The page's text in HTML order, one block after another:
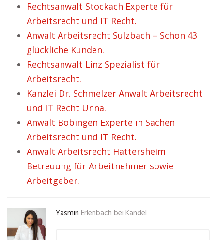
Rechtsanwalt Stockach Experte für
Arbeitsrecht und IT Recht.
Anwalt Arbeitsrecht Sulzbach – Schon 43
glückliche Kunden.
Rechtsanwalt Linz Spezialist für
Arbeitsrecht.
Kanzlei Dr. Schmelzer Anwalt Arbeitsrecht
und IT Recht Unna.
Anwalt Bobingen Experte in Sachen
Arbeitsrecht und IT Recht.
Anwalt Arbeitsrecht Hattersheim
Betreuung für Arbeitnehmer sowie
Arbeitgeber.
Yasmin Erlenbach bei Kandel